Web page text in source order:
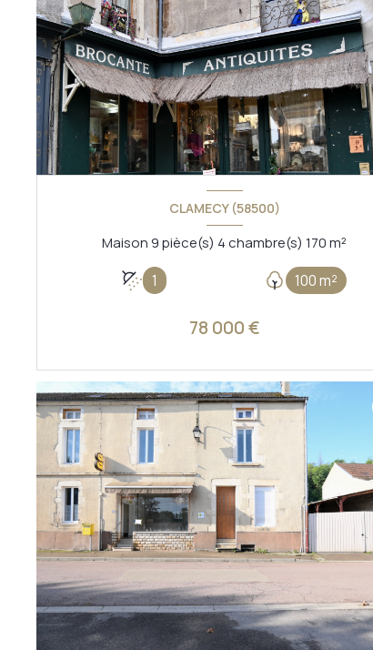
CLAMECY (58500)
Maison 9 pièce(s) 4 chambre(s) 170 m²
1 100 m²
78 000 €
VOIR LE BIEN